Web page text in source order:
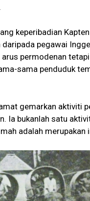
keperibadian
pegawai
permodenan
sama penduduk
gemarkan aktiviti
Ia bukanlah satu
adalah